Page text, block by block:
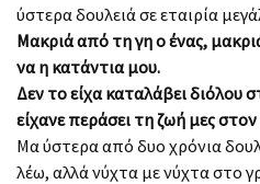
ύστερα δουλειά σε εταιρία
Μακριά από τη γη ο ένας,
να η κατάντια μου.
Δεν το είχα καταλάβει διόλου
είχανε περάσει τη ζωή μες
Μα ύστερα από δυο χρόνια
λέω, αλλά νύχτα με νύχτα στο